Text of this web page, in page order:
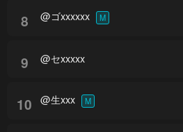
8 @ゴxxxxxx M
9 @セxxxxx
10 @生xxx M